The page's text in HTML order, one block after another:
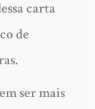
carta
de
ser mais